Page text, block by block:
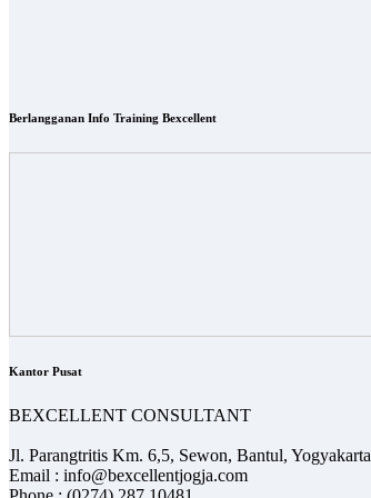
Berlangganan Info Training Bexcellent
Kantor Pusat
BEXCELLENT CONSULTANT
Jl. Parangtritis Km. 6,5, Sewon, Bantul, Yogyakarta
Email : info@bexcellentjogja.com